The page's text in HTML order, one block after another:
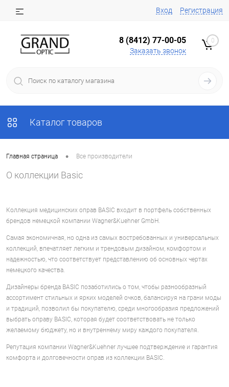
Вход Регистрация
8 (8412) 77-00-05
Заказать звонок
0
Каталог товаров
Главная страница • Все производители
О коллекции Basic
Коллекция медицинских оправ BASIC входит в портфель собственных
брендов немецкой компании Wagner&Kuehner GmbH.
Самая экономичная, но одна из самых востребованных и универсальных
коллекций, впечатляет легким и трендовым дизайном, комфортом и
надежностью, что соответствует представлению об основных чертах
немецкого качества.
Дизайнеры бренда BASIC позаботились о том, чтобы разнообразный
ассортимент стильных и ярких моделей очков, балансируя на грани моды
и традиций, позволил бы покупателю, среди многообразия предложений
выбрать оправу BASIC, которая будет соответствовать не только
желаемому бюджету, но и внутреннему миру каждого покупателя.
Репутация компании Wagner&Kuehner лучшее подтверждение и гарантия
комфорта и долговечности оправ из коллекции BASIC.